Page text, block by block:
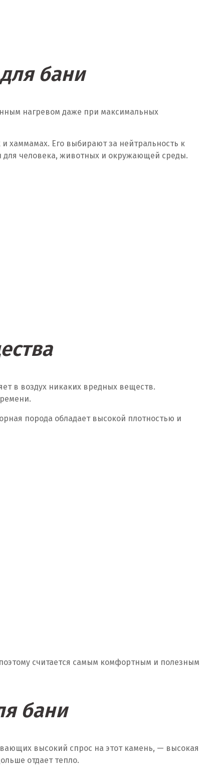
бани
нагревом даже при максимальных
хаммамах. Его выбирают за нейтральность к
для человека, животных и окружающей среды.
в воздух никаких вредных веществ.
порода обладает высокой плотностью и
считается самым комфортным и полезным
бани
высокий спрос на этот камень, — высокая
отдает тепло.